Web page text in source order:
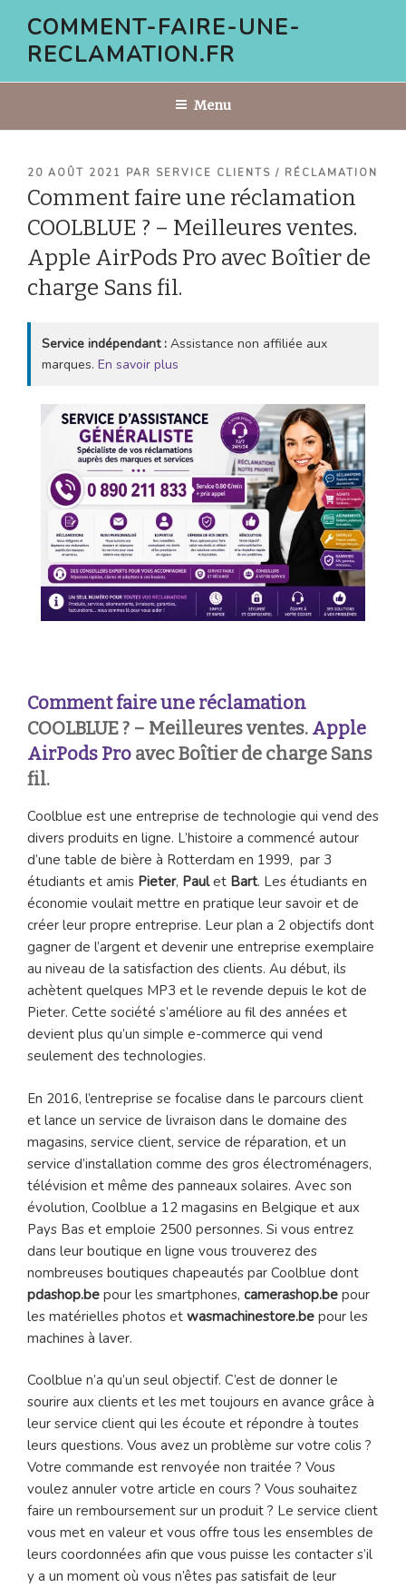
contenu
COMMENT-FAIRE-UNE-
RECLAMATION.FR
Menu
PUBLIÉ
LE
20 AOÛT 2021 PAR SERVICE CLIENTS / RÉCLAMATION
Comment faire une réclamation
COOLBLUE ? – Meilleures ventes.
Apple AirPods Pro avec Boîtier de
charge Sans fil.
Service indépendant : Assistance non affiliée aux
marques. En savoir plus
Comment faire une réclamation
COOLBLUE ? – Meilleures ventes. Apple
AirPods Pro avec Boîtier de charge Sans
fil.
Coolblue est une entreprise de technologie qui vend des
divers produits en ligne. L’histoire a commencé autour
d’une table de bière à Rotterdam en 1999, par 3
étudiants et amis Pieter, Paulet Bart. Les étudiants en
économie voulait mettre en pratique leur savoir et de
créer leur propre entreprise. Leur plan a 2 objectifs dont
gagner de l’argent et devenir une entreprise exemplaire
au niveau de la satisfaction des clients. Au début, ils
achètent quelques MP3 et le revende depuis le kot de
Pieter. Cette société s’améliore au fil des années et
devient plus qu’un simple e-commerce qui vend
seulement des technologies.
En 2016, l’entreprise se focalise dans le parcours client
et lance un service de livraison dans le domaine des
magasins, service client, service de réparation, et un
service d’installation comme des gros électroménagers,
télévision et même des panneaux solaires. Avec son
évolution, Coolblue a 12 magasins en Belgique et aux
Pays Bas et emploie 2500 personnes. Si vous entrez
dans leur boutique en ligne vous trouverez des
nombreuses boutiques chapeautés par Coolblue dont
pdashop.be pour les smartphones, camerashop.be pour
les matérielles photos et wasmachinestore.be pour les
machines à laver.
Coolblue n’a qu’un seul objectif. C’est de donner le
sourire aux clients et les met toujours en avance grâce à
leur service client qui les écoute et répondre à toutes
leurs questions. Vous avez un problème sur votre colis ?
Votre commande est renvoyée non traitée ? Vous
voulez annuler votre article en cours ? Vous souhaitez
faire un remboursement sur un produit ? Le service client
vous met en valeur et vous offre tous les ensembles de
leurs coordonnées afin que vous puisse les contacter s’il
y a un moment où vous n’êtes pas satisfait de leur